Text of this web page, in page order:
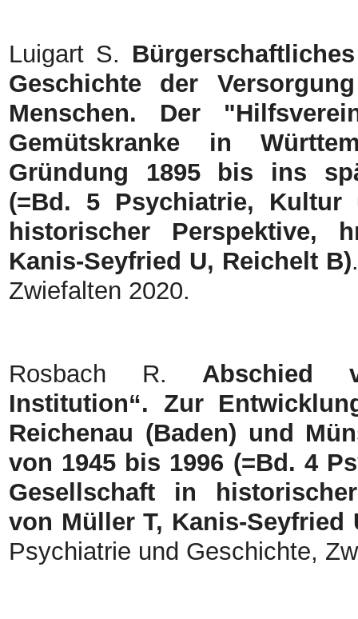
Luigart S.
Geschichte der
Menschen. Der
Gemütskranke in
Gründung 1895 bis ins
(=Bd. 5 Psychiatrie, Kultur
historischer Perspektive,
Kanis-Seyfried U, Reichelt B)
Zwiefalten 2020.
Rosbach R. Abschied
Institution“. Zur
Reichenau (Baden) und
von 1945 bis 1996 (=Bd. 4
Gesellschaft in
von Müller T, Kanis-Seyfried
Psychiatrie und Geschichte,